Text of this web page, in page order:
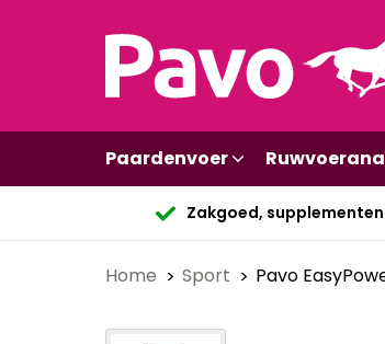
Paardenvoer
Zakgoed, supplementen
Home Sport Pavo